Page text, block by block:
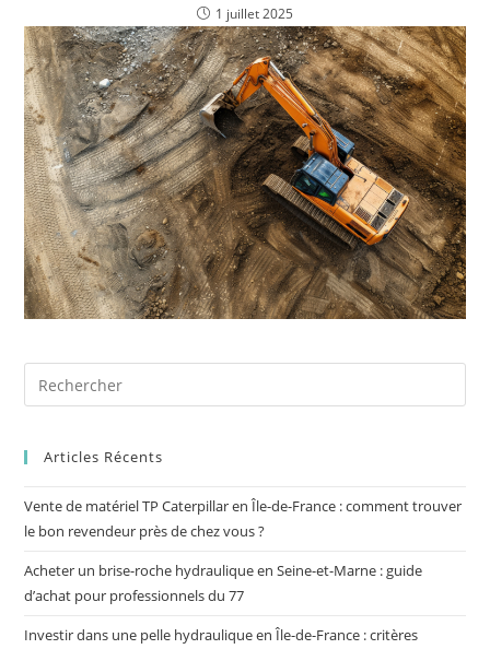
1 juillet 2025
Articles Récents
Vente de matériel TP Caterpillar en Île-de-France : comment trouver
le bon revendeur près de chez vous ?
Acheter un brise-roche hydraulique en Seine-et-Marne : guide
d’achat pour professionnels du 77
Investir dans une pelle hydraulique en Île-de-France : critères